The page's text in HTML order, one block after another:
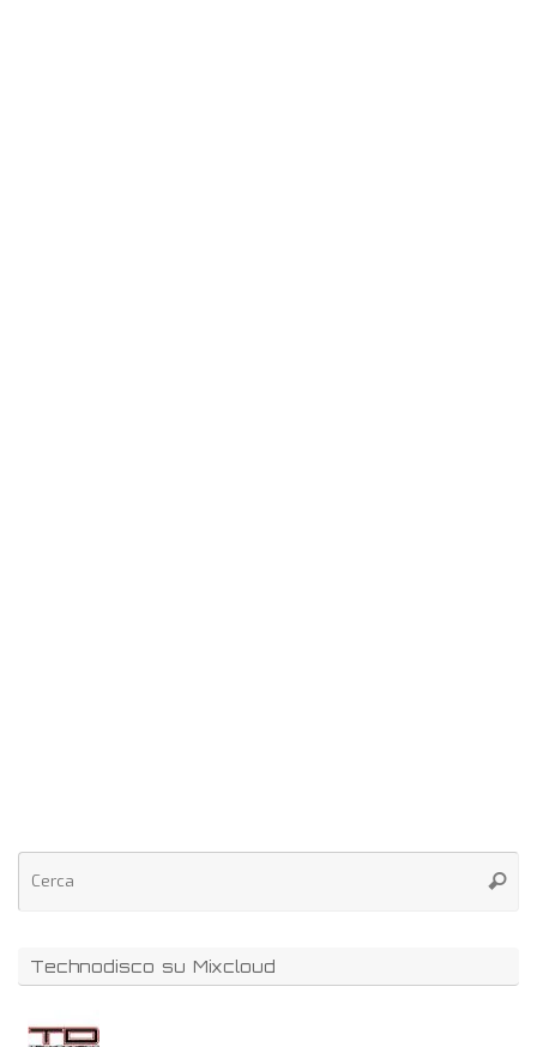
Technodisco su Mixcloud